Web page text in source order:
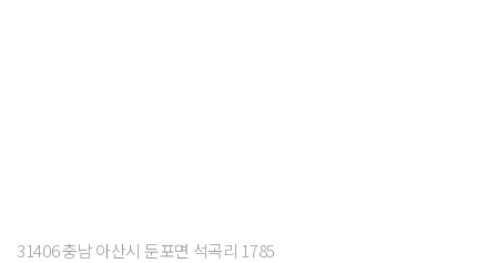
31406 충남 아산시 둔포면 석곡리 1785